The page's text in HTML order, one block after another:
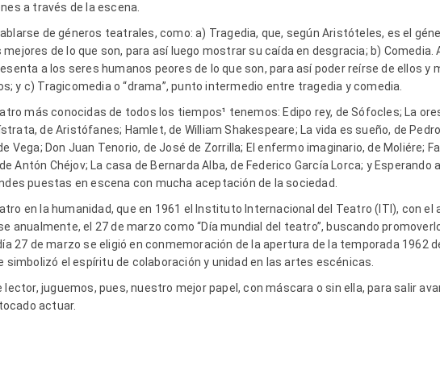
a través de la escena.
de géneros teatrales, como: a) Tragedia, que, según Aristóteles, es el
de lo que son, para así luego mostrar su caída en desgracia; b) Comedia.
a los seres humanos peores de lo que son, para así poder reírse de ellos y
y c) Tragicomedia o “drama”, punto intermedio entre tragedia y comedia.
más conocidas de todos los tiempos¹ tenemos: Edipo rey, de Sófocles; La
de Aristófanes; Hamlet, de William Shakespeare; La vida es sueño, de
Vega; Don Juan Tenorio, de José de Zorrilla; El enfermo imaginario, de Moliére;
Antón Chéjov; La casa de Bernarda Alba, de Federico García Lorca; y Esperando
puestas en escena con mucha aceptación de la sociedad.
en la humanidad, que en 1961 el Instituto Internacional del Teatro (ITI), con el
anualmente, el 27 de marzo como “Día mundial del teatro”, buscando
27 de marzo se eligió en conmemoración de la apertura de la temporada 1962
simbolizó el espíritu de colaboración y unidad en las artes escénicas.
lector, juguemos, pues, nuestro mejor papel, con máscara o sin ella, para salir
actuar.